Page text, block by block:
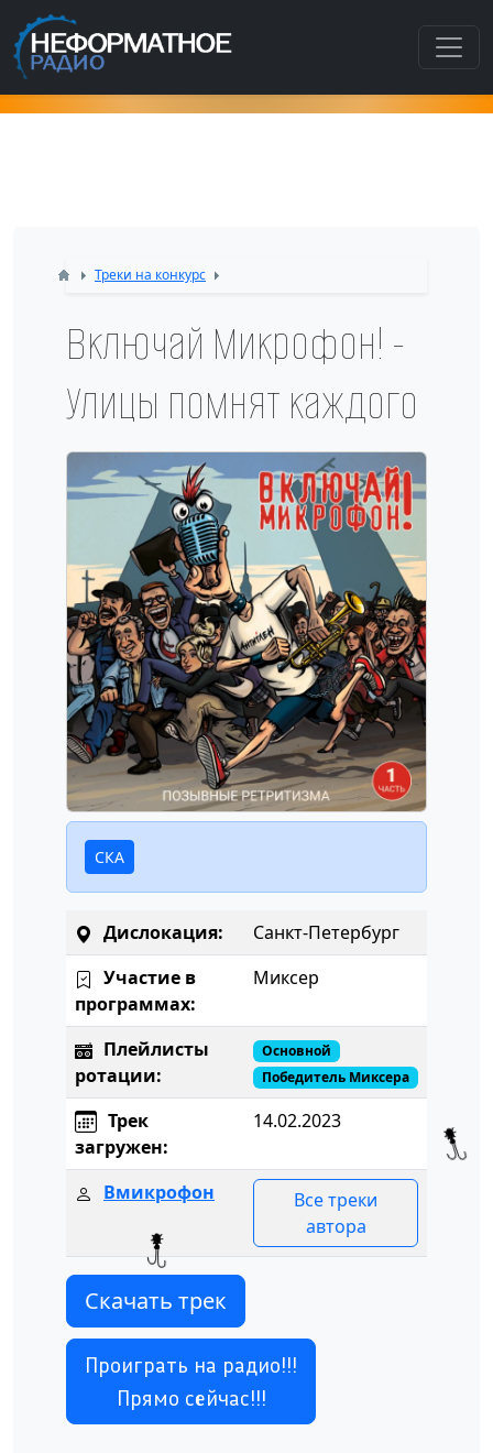
Как попасть в этот раздел???
Треки на конкурс
Включай Микрофон! -
Улицы помнят каждого
СКА
Дислокация:
Санкт-Петербург
Участие в
программах:
Миксер
Плейлисты
ротации:
Основной
Победитель Миксера
Трек
загружен:
14.02.2023
Вмикрофон
Все треки
автора
Скачать трек
Проиграть на радио!!!
Прямо сейчас!!!